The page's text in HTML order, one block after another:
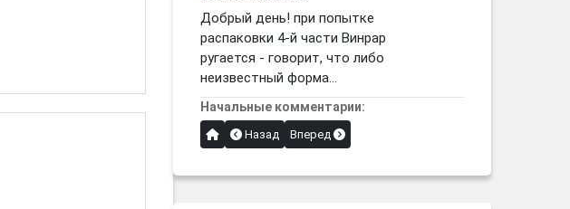
Добрый день! при попытке
распаковки 4-й части Винрар
ругается - говорит, что либо
неизвестный форма...
Начальные комментарии:
Назад Вперед